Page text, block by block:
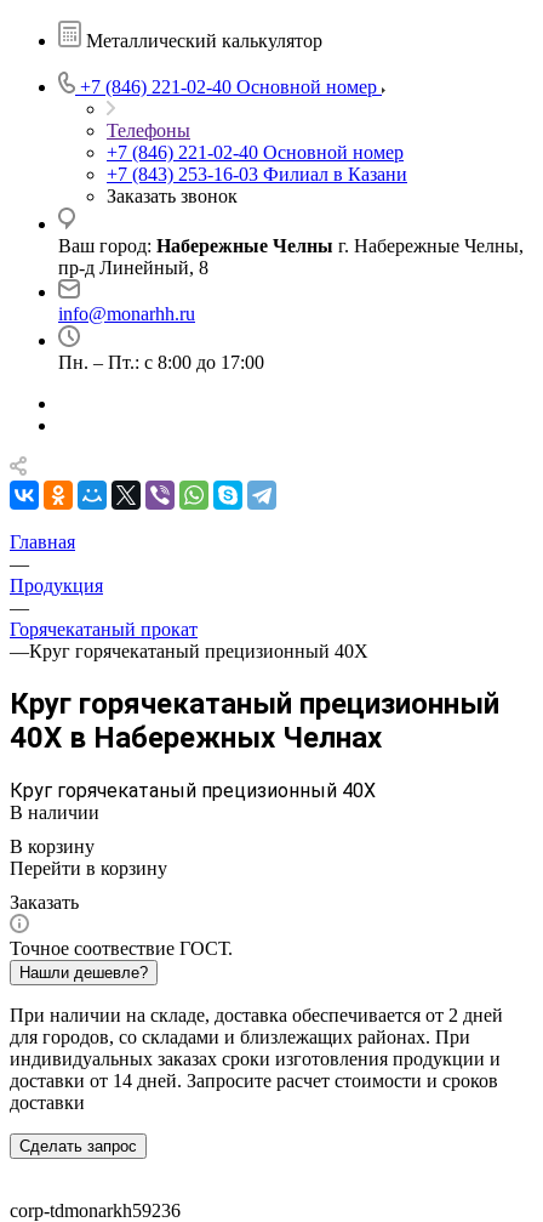
Металлический калькулятор
+7 (846) 221-02-40 Основной номер
Телефоны
+7 (846) 221-02-40 Основной номер
+7 (843) 253-16-03 Филиал в Казани
Заказать звонок
Ваш город: Набережные Челны г. Набережные Челны,
пр-д Линейный, 8
info@monarhh.ru
Пн. – Пт.: с 8:00 до 17:00
Главная
—
Продукция
—
Горячекатаный прокат
—Круг горячекатаный прецизионный 40Х
Круг горячекатаный прецизионный
40Х в Набережных Челнах
Круг горячекатаный прецизионный 40Х
В наличии
В корзину
Перейти в корзину
Заказать
Точное соотвествие ГОСТ.
Нашли дешевле?
При наличии на складе, доставка обеспечивается от 2 дней
для городов, со складами и близлежащих районах. При
индивидуальных заказах сроки изготовления продукции и
доставки от 14 дней. Запросите расчет стоимости и сроков
доставки
Сделать запрос
corp-tdmonarkh59236